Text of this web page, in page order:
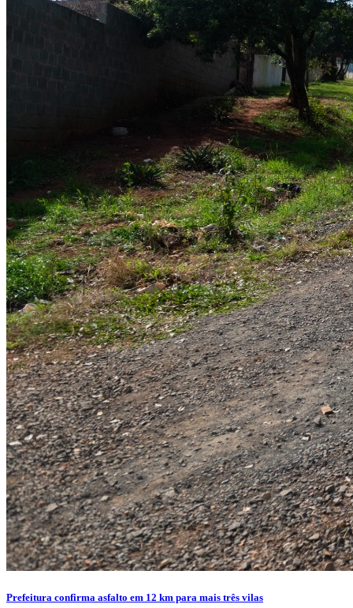
Prefeitura confirma asfalto em 12 km para mais três vilas